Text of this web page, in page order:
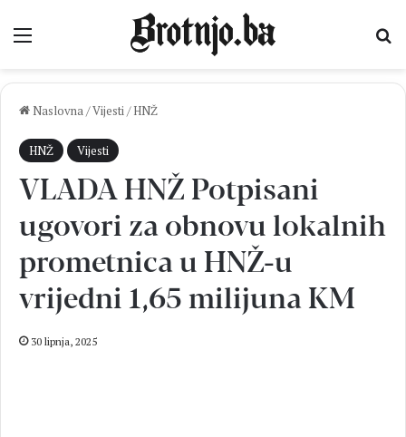
Izbornik
Naslovna/Vijesti/ HNŽ
HNŽ Vijesti
VLADA HNŽ Potpisani
ugovori za obnovu lokalnih
prometnica u HNŽ-u
vrijedni 1,65 milijuna KM
30 lipnja, 2025